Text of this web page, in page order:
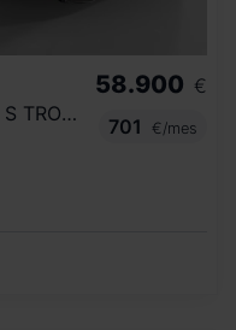
A5 AVANT S LINE TDI 150 KW S TRONIC
58.900 €
701
€/mes